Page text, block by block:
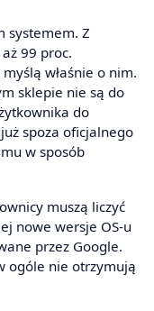
systemem. Z
99 proc.
właśnie o nim.
sklepie nie są do
do
spoza oficjalnego
w sposób
muszą liczyć
nowe wersje OS-u
przez Google.
ogóle nie otrzymują